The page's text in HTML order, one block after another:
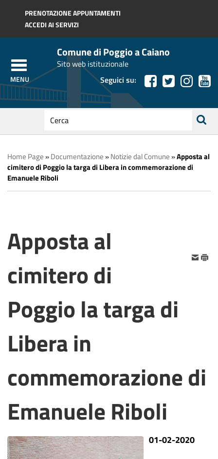
Regione Toscana
PRENOTAZIONE APPUNTAMENTI
ACCEDI AI SERVIZI
Comune di Poggio a Caiano
Sito web istituzionale
Seguici su:
testo
da
cercare
ricerca
Home Page »Documentazione »Notizie dal Comune »Apposta al
cimitero di Poggio la targa di Libera in commemorazione di
Emanuele Riboli
Apposta al
cimitero di
Poggio la targa di
Libera in
commemorazione di
Emanuele Riboli
01-02-2020